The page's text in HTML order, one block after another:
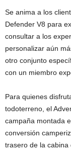
Se anima a los
Defender V8 para
consultar a los
personalizar aún
otro conjunto
con un miembro
Para quienes
todoterreno, el
campaña montada
conversión
trasero de la cabina